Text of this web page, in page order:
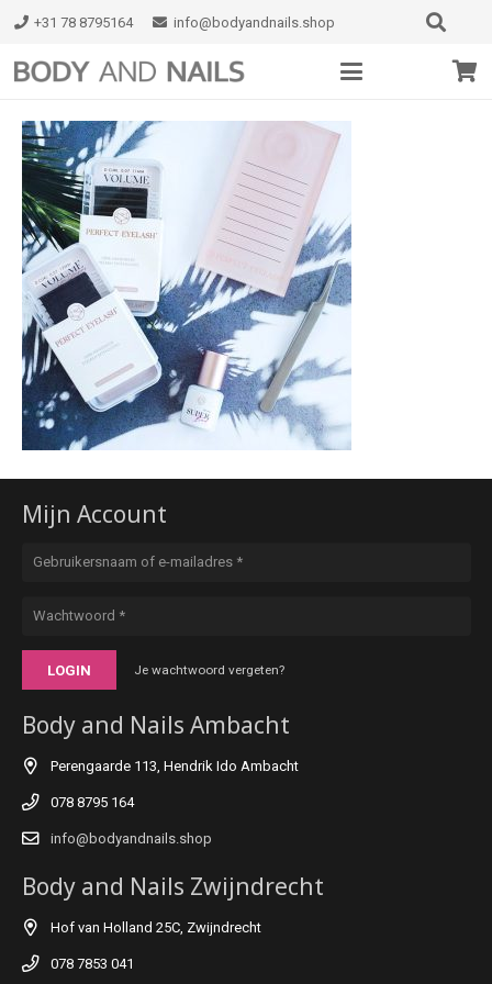
+31 78 8795164 info@bodyandnails.shop
Mijn Account
LOGIN Je wachtwoord vergeten?
Body and Nails Ambacht
Perengaarde 113, Hendrik Ido Ambacht
078 8795 164
info@bodyandnails.shop
Body and Nails Zwijndrecht
Hof van Holland 25C, Zwijndrecht
078 7853 041